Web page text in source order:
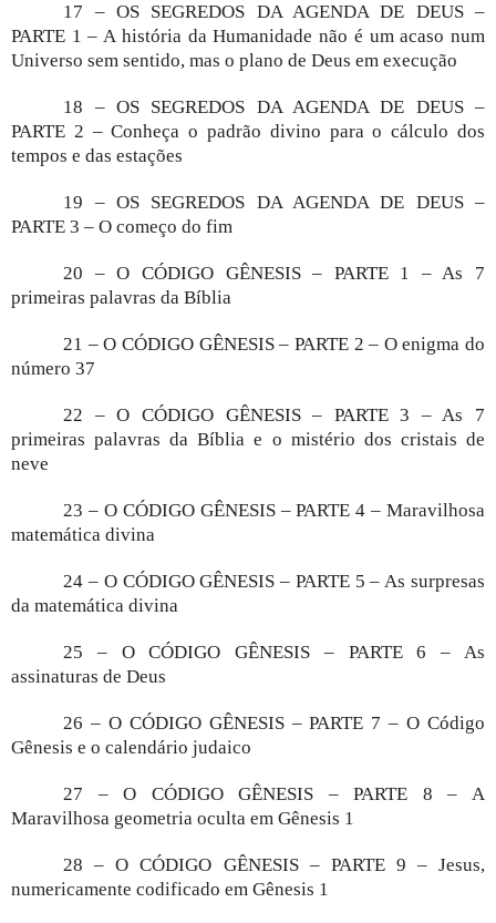
17 – OS SEGREDOS DA AGENDA DE DEUS –
PARTE 1 – A história da Humanidade não é um acaso num
Universo sem sentido, mas o plano de Deus em execução
18 – OS SEGREDOS DA AGENDA DE DEUS –
PARTE 2 – Conheça o padrão divino para o cálculo dos
tempos e das estações
19 – OS SEGREDOS DA AGENDA DE DEUS –
PARTE 3 – O começo do fim
20 – O CÓDIGO GÊNESIS – PARTE 1 – As 7
primeiras palavras da Bíblia
21 – O CÓDIGO GÊNESIS – PARTE 2 – O enigma do
número 37
22 – O CÓDIGO GÊNESIS – PARTE 3 – As 7
primeiras palavras da Bíblia e o mistério dos cristais de
neve
23 – O CÓDIGO GÊNESIS – PARTE 4 – Maravilhosa
matemática divina
24 – O CÓDIGO GÊNESIS – PARTE 5 – As surpresas
da matemática divina
25 – O CÓDIGO GÊNESIS – PARTE 6 – As
assinaturas de Deus
26 – O CÓDIGO GÊNESIS – PARTE 7 – O Código
Gênesis e o calendário judaico
27 – O CÓDIGO GÊNESIS – PARTE 8 – A
Maravilhosa geometria oculta em Gênesis 1
28 – O CÓDIGO GÊNESIS – PARTE 9 – Jesus,
numericamente codificado em Gênesis 1